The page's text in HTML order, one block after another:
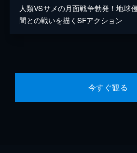
人類VSサメの月面戦争勃発！地球
間との戦いを描くSFアクション
今すぐ観る